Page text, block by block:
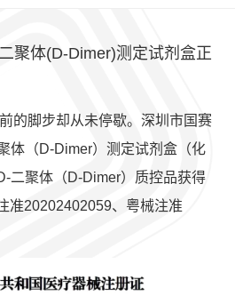
聚体(D-Dimer)测定试剂盒正
的脚步却从未停歇。深圳市国赛
体（D-Dimer）测定试剂盒（化
二聚体（D-Dimer）质控品获得
准20202402059、粤械注准